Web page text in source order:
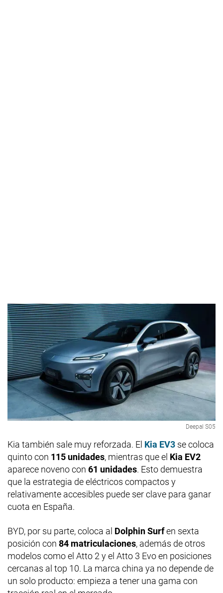
Deepal S05
Kia también sale muy reforzada. El Kia EV3 se coloca
quinto con 115 unidades, mientras que el Kia EV2
aparece noveno con 61 unidades. Esto demuestra
que la estrategia de eléctricos compactos y
relativamente accesibles puede ser clave para ganar
cuota en España.
BYD, por su parte, coloca al Dolphin Surfen sexta
posición con 84 matriculaciones, además de otros
modelos como el Atto 2 y el Atto 3 Evo en posiciones
cercanas al top 10. La marca china ya no depende de
un solo producto: empieza a tener una gama con